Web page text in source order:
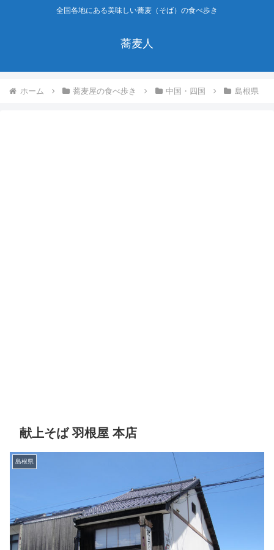
全国各地にある美味しい蕎麦（そば）の食べ歩き
蕎麦人
ホーム 蕎麦屋の食べ歩き 中国・四国 島根県
献上そば 羽根屋 本店
島根県